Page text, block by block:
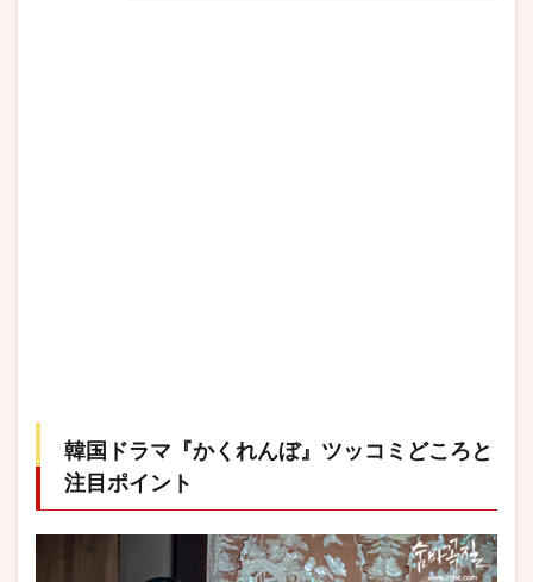
韓国ドラマ『かくれんぼ』ツッコミどころと
注目ポイント